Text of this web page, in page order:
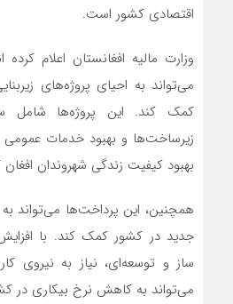
اقتصادی کشور است.
وزارت مالیه افغانستان اعلام
می‌تواند به احیای پروژه‌های
کمک کند. این پروژه‌ها شامل
زیرساخت‌ها و بهبود خدمات عمومی
بهبود کیفیت زندگی شهروندان
همچنین، این پرداخت‌ها می‌تواند
جدید در کشور کمک کند. با
ساز و توسعه‌ای، نیاز به نیروی
می‌تواند به کاهش نرخ بیکاری در